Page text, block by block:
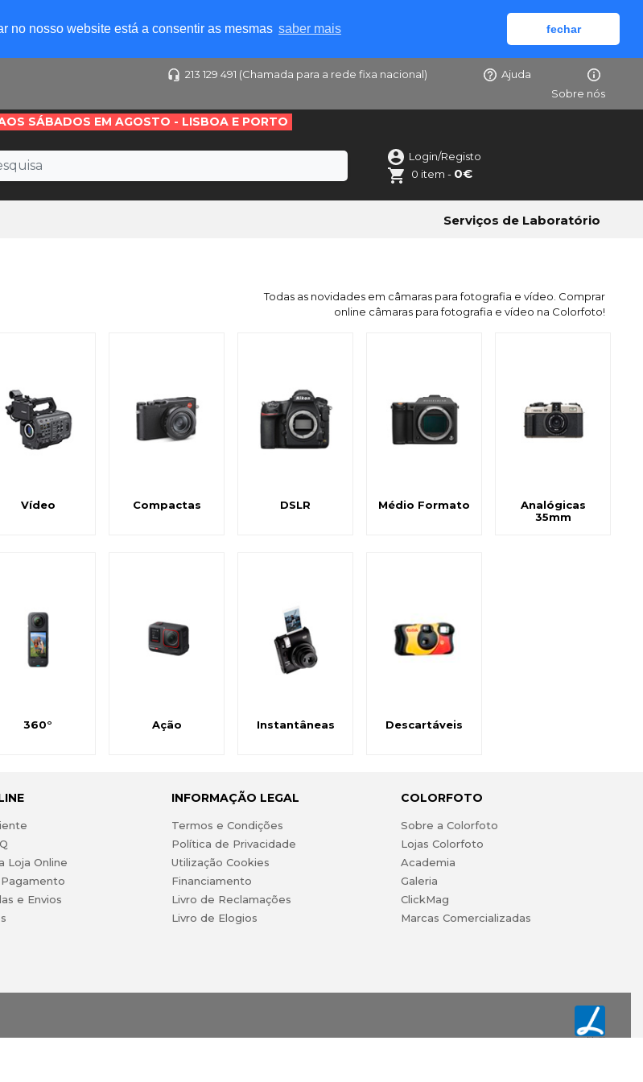
no nosso website está a consentir as mesmas saber mais fechar
213 129 491 (Chamada para a rede fixa nacional)
Ajuda
Sobre nós
SÁBADOS EM AGOSTO - LISBOA E PORTO
Login/Registo
0 item - 0€
Serviços de Laboratório
Todas as novidades em câmaras para fotografia e vídeo. Comprar
online câmaras para fotografia e vídeo na Colorfoto!
Vídeo Compactas DSLR Médio Formato
Analógicas
35mm
360° Ação Instantâneas Descartáveis
Loja Online
e Envios
INFORMAÇÃO LEGAL
Termos e Condições
Política de Privacidade
Utilização Cookies
Financiamento
Livro de Reclamações
Livro de Elogios
COLORFOTO
Sobre a Colorfoto
Lojas Colorfoto
Academia
Galeria
ClickMag
Marcas Comercializadas